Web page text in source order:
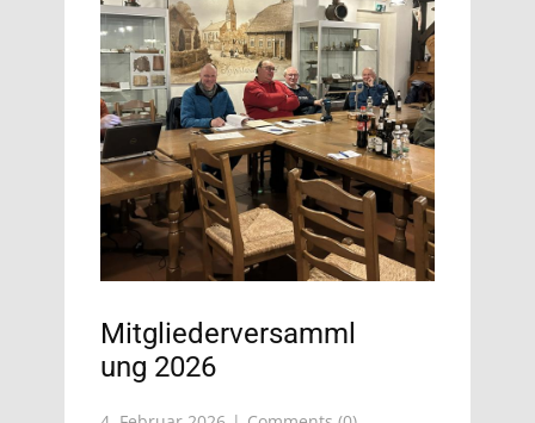
Mitgliederversamml
ung 2026